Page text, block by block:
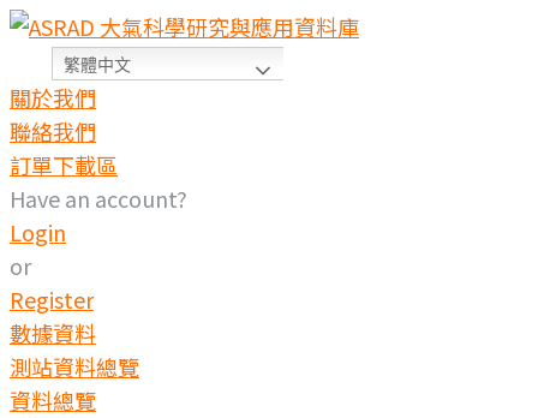
繁體中文
關於我們
聯絡我們
訂單下載區
Have an account?
Login
or
Register
數據資料
測站資料總覽
資料總覽